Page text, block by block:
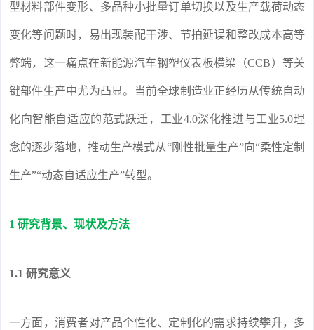
型材料部件变形、多品种小批量订单切换以及生产载荷动态
变化等问题时，易出现装配干涉、节拍延误和整改成本高等
弊端，这一痛点在新能源汽车钢塑仪表板横梁（CCB）等关
键部件生产中尤为凸显。当前全球制造业正经历从传统自动
化向智能自适应的范式跃迁，工业4.0深化推进与工业5.0理
念的逐步落地，推动生产模式从“刚性批量生产”向“柔性定制
生产”“动态自适应生产”转型。
1 研究背景、现状及方法
1.1 研究意义
一方面，消费者对产品个性化、定制化的需求持续攀升，多